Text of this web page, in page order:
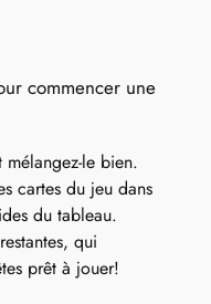
commencer une
le bien.
cartes du jeu dans
du tableau.
qui
prêt à jouer!